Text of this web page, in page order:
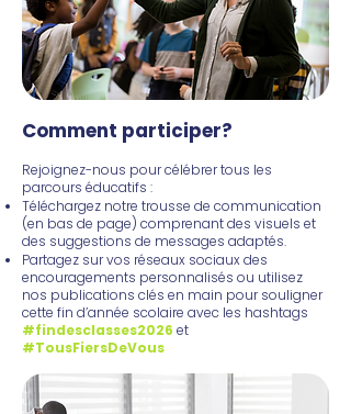
Comment participer?
Rejoignez-nous pour célébrer tous les
parcours éducatifs :
Téléchargez notre trousse de communication
(en bas de page) comprenant des visuels et
des suggestions de messages adaptés.
Partagez sur vos réseaux sociaux des
encouragements personnalisés ou utilisez
nos publications clés en main pour souligner
cette fin d’année scolaire avec les hashtags
#findesclasses2026 et
#TousFiersDeVous